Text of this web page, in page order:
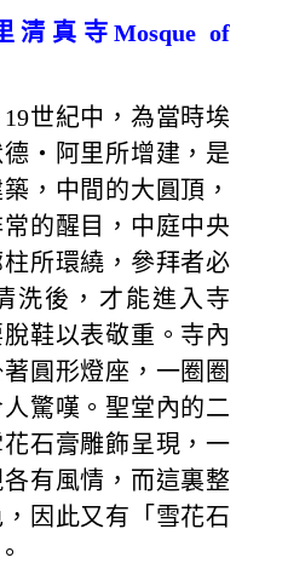
真寺Mosque of
世紀中，為當時埃
德‧阿里所增建，是
，中間的大圓頂，
的醒目，中庭中央
所環繞，參拜者必
洗後，才能進入寺
鞋以表敬重。寺內
圓形燈座，一圈圈
驚嘆。聖堂內的二
石膏雕飾呈現，一
有風情，而這裏整
因此又有「雪花石